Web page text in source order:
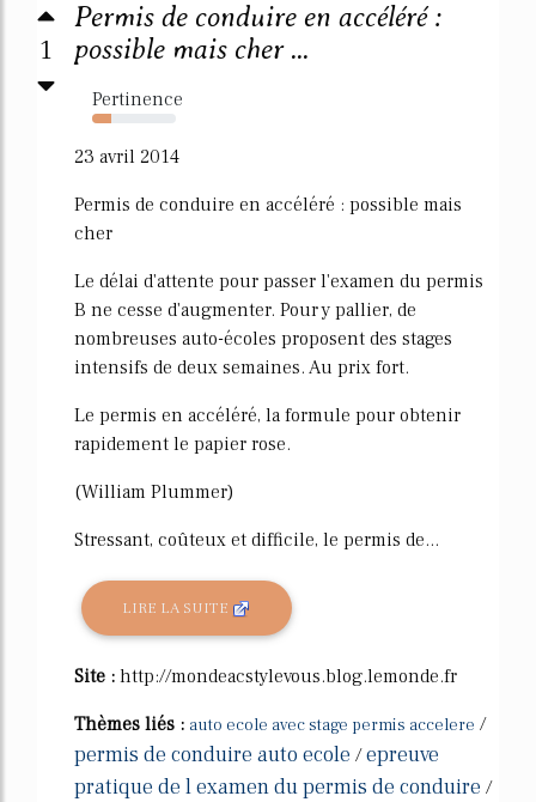
1
Permis de conduire en accéléré :
possible mais cher ...
Pertinence
23%
23 avril 2014
Permis de conduire en accéléré : possible mais
cher
Le délai d'attente pour passer l'examen du permis
B ne cesse d'augmenter. Pour y pallier, de
nombreuses auto-écoles proposent des stages
intensifs de deux semaines. Au prix fort.
Le permis en accéléré, la formule pour obtenir
rapidement le papier rose.
(William Plummer)
Stressant, coûteux et difficile, le permis de...
LIRE LA SUITE
Site : http://mondeacstylevous.blog.lemonde.fr
Thèmes liés : auto ecole avec stage permis accelere /
permis de conduire auto ecole /epreuve
pratique de l examen du permis de conduire /